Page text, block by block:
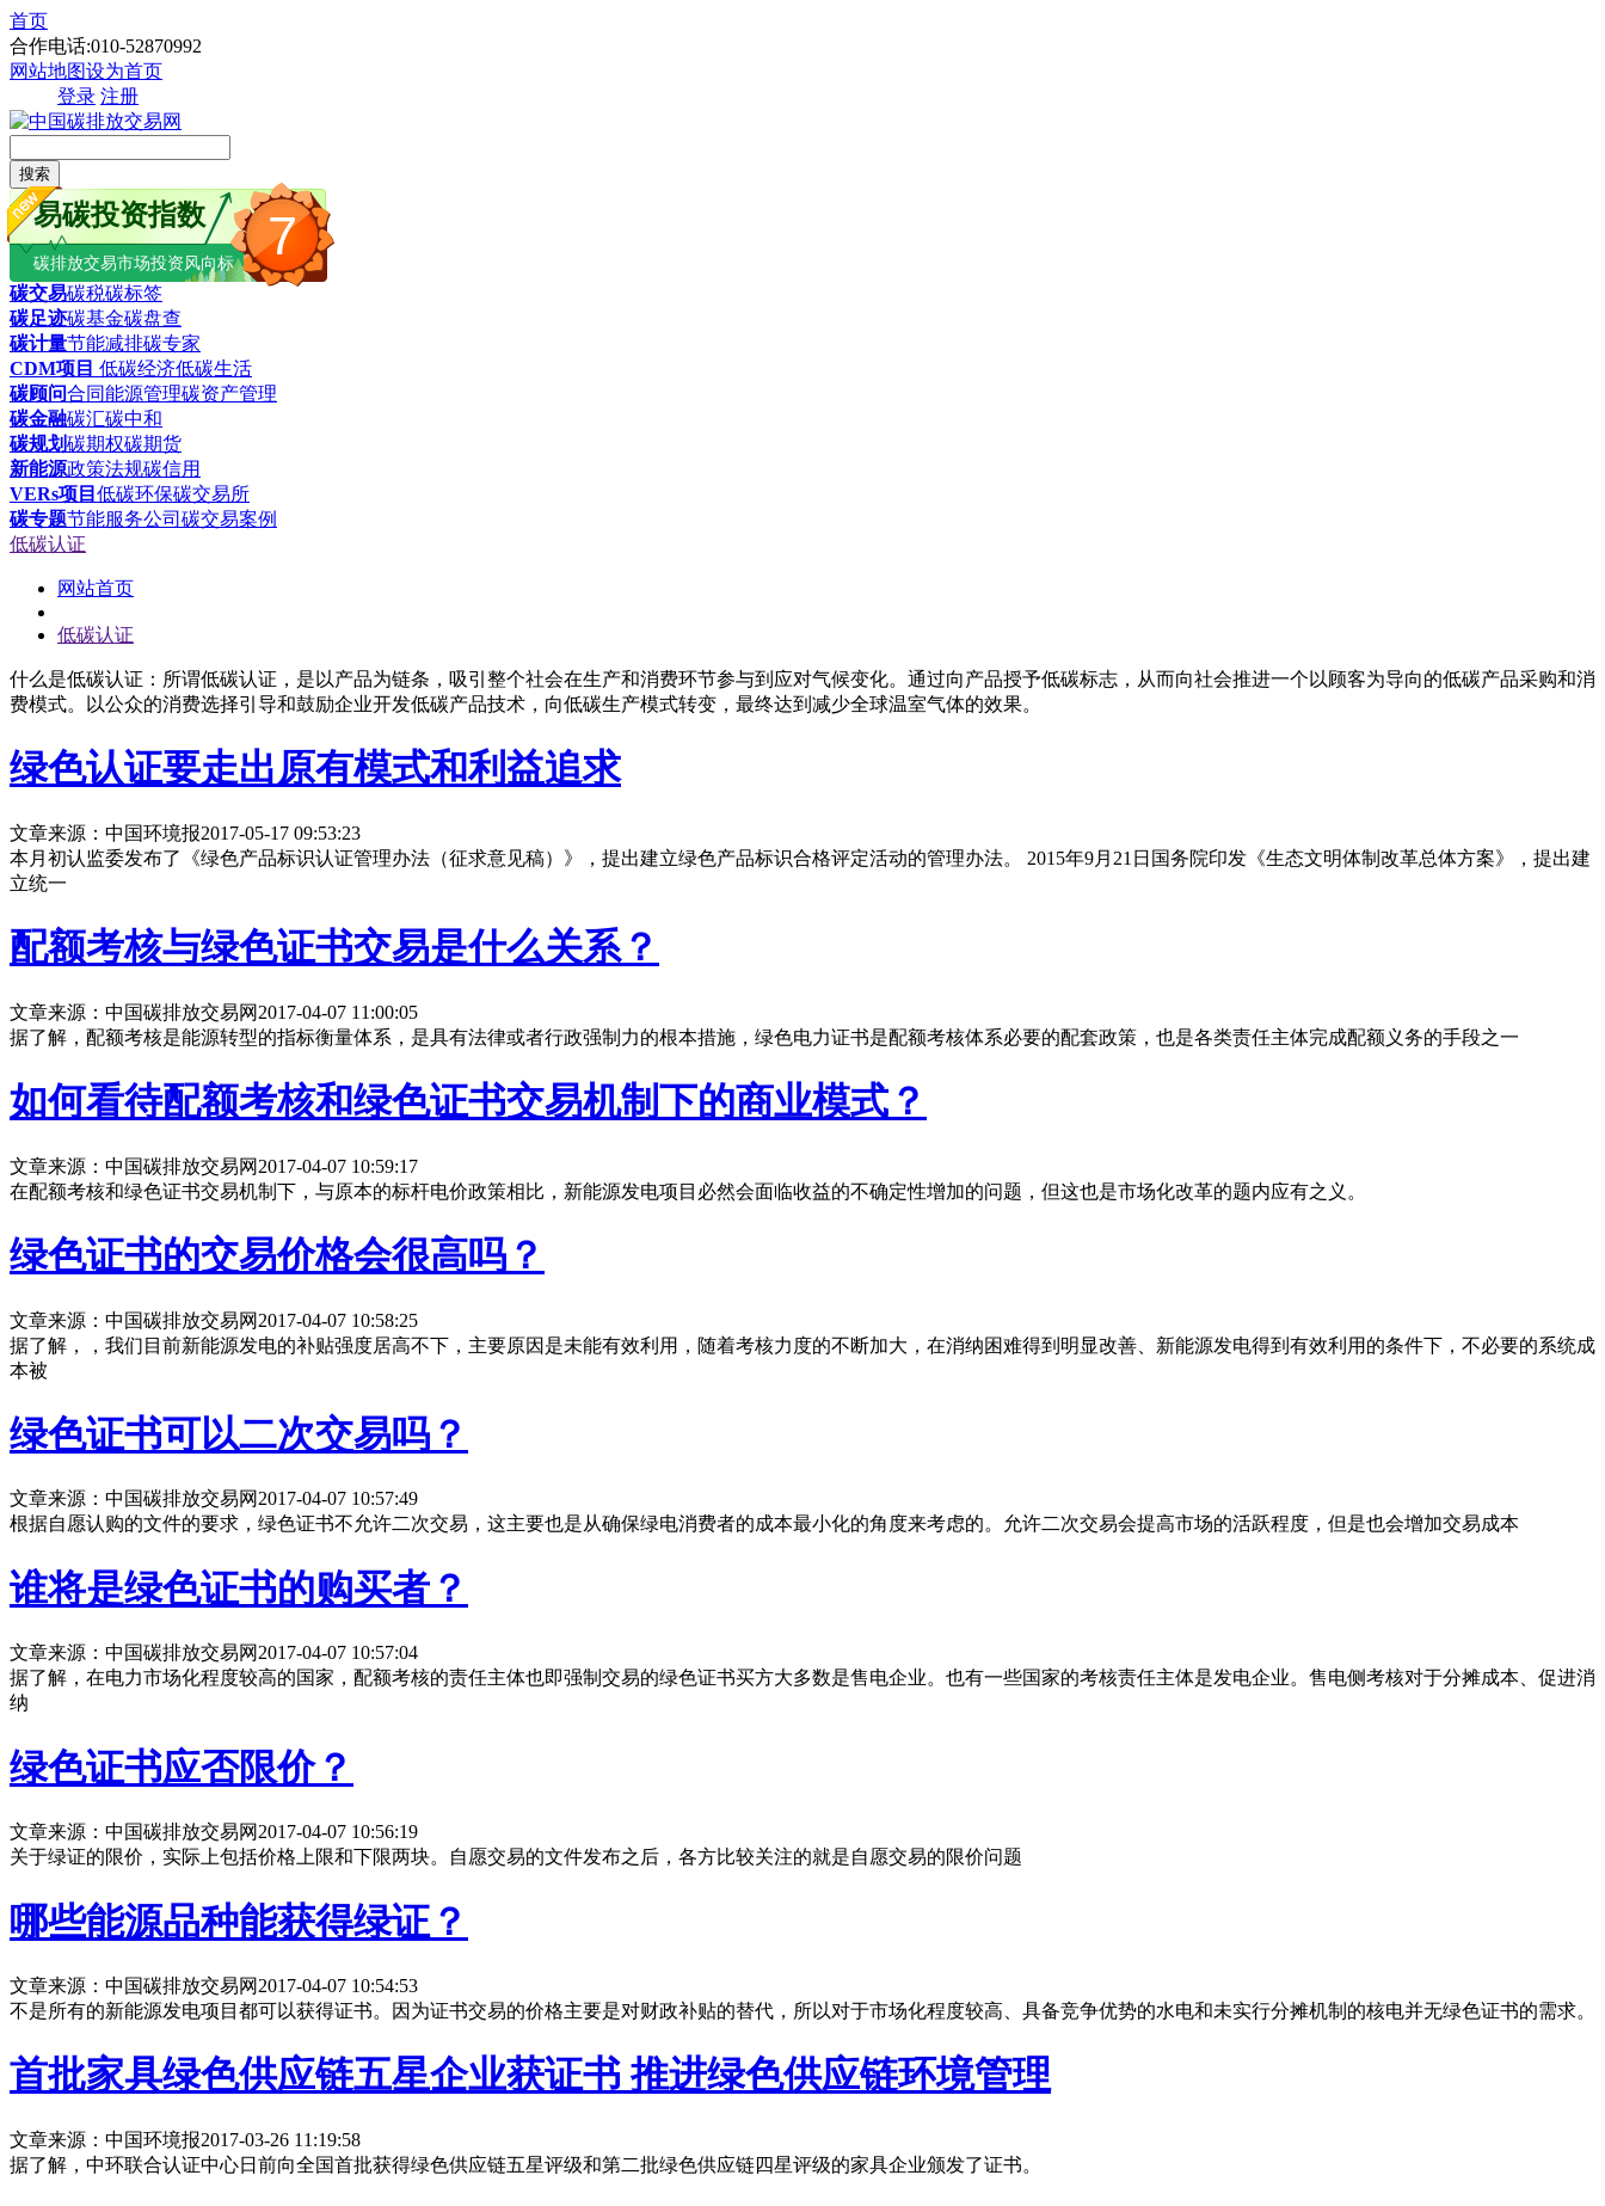
首页
合作电话:010-52870992
网站地图设为首页
登录 注册
搜索
7
易碳投资指数
碳排放交易市场投资风向标
碳交易碳税碳标签
碳足迹碳基金碳盘查
碳计量节能减排碳专家
CDM项目 低碳经济低碳生活
碳顾问合同能源管理碳资产管理
碳金融碳汇碳中和
碳规划碳期权碳期货
新能源政策法规碳信用
VERs项目 低碳环保碳交易所
碳专题节能服务公司 碳交易案例
低碳认证
网站首页
低碳认证
什么是低碳认证：所谓低碳认证，是以产品为链条，吸引整个社会在生产和消费环节参与到应对气候变化。通过向产品授予低碳标志，从而向社会推进一个以顾客为导向的低碳产品采购和消
费模式。以公众的消费选择引导和鼓励企业开发低碳产品技术，向低碳生产模式转变，最终达到减少全球温室气体的效果。
绿色认证要走出原有模式和利益追求
文章来源：中国环境报2017-05-17 09:53:23
本月初认监委发布了《绿色产品标识认证管理办法（征求意见稿）》，提出建立绿色产品标识合格评定活动的管理办法。 2015年9月21日国务院印发《生态文明体制改革总体方案》，提出建
立统一
配额考核与绿色证书交易是什么关系？
文章来源：中国碳排放交易网 2017-04-07 11:00:05
据了解，配额考核是能源转型的指标衡量体系，是具有法律或者行政强制力的根本措施，绿色电力证书是配额考核体系必要的配套政策，也是各类责任主体完成配额义务的手段之一
如何看待配额考核和绿色证书交易机制下的商业模式？
文章来源：中国碳排放交易网 2017-04-07 10:59:17
在配额考核和绿色证书交易机制下，与原本的标杆电价政策相比，新能源发电项目必然会面临收益的不确定性增加的问题，但这也是市场化改革的题内应有之义。
绿色证书的交易价格会很高吗？
文章来源：中国碳排放交易网 2017-04-07 10:58:25
据了解，，我们目前新能源发电的补贴强度居高不下，主要原因是未能有效利用，随着考核力度的不断加大，在消纳困难得到明显改善、新能源发电得到有效利用的条件下，不必要的系统成
本被
绿色证书可以二次交易吗？
文章来源：中国碳排放交易网 2017-04-07 10:57:49
根据自愿认购的文件的要求，绿色证书不允许二次交易，这主要也是从确保绿电消费者的成本最小化的角度来考虑的。允许二次交易会提高市场的活跃程度，但是也会增加交易成本
谁将是绿色证书的购买者？
文章来源：中国碳排放交易网 2017-04-07 10:57:04
据了解，在电力市场化程度较高的国家，配额考核的责任主体也即强制交易的绿色证书买方大多数是售电企业。也有一些国家的考核责任主体是发电企业。售电侧考核对于分摊成本、促进消
纳
绿色证书应否限价？
文章来源：中国碳排放交易网 2017-04-07 10:56:19
关于绿证的限价，实际上包括价格上限和下限两块。自愿交易的文件发布之后，各方比较关注的就是自愿交易的限价问题
哪些能源品种能获得绿证？
文章来源：中国碳排放交易网 2017-04-07 10:54:53
不是所有的新能源发电项目都可以获得证书。因为证书交易的价格主要是对财政补贴的替代，所以对于市场化程度较高、具备竞争优势的水电和未实行分摊机制的核电并无绿色证书的需求。
首批家具绿色供应链五星企业获证书 推进绿色供应链环境管理
文章来源：中国环境报2017-03-26 11:19:58
据了解，中环联合认证中心日前向全国首批获得绿色供应链五星评级和第二批绿色供应链四星评级的家具企业颁发了证书。